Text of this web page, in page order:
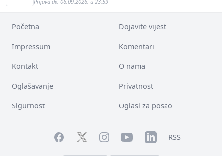
Prijava do: 06.09.2026. u 23:59
Početna Dojavite vijest
Impressum Komentari
Kontakt O nama
Oglašavanje Privatnost
Sigurnost Oglasi za posao
FacebookTwitterInstagramYouTubeLinkedInRSS